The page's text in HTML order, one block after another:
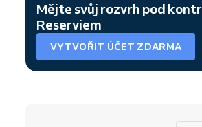
Mějte svůj rozvrh pod
Reserviem
VYTVOŘIT ÚČET ZDARMA